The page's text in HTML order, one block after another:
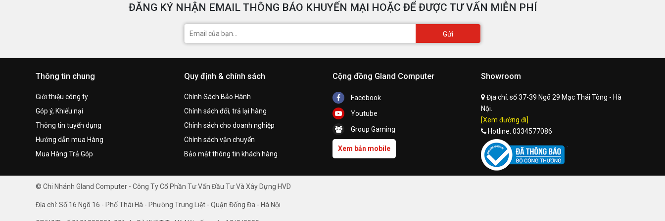
ĐĂNG KÝ NHẬN EMAIL THÔNG BÁO KHUYẾN MẠI HOẶC ĐỂ ĐƯỢC TƯ VẤN MIỄN PHÍ
Gửi
Thông tin chung
Giới thiệu công ty
Góp ý, Khiếu nại
Thông tin tuyển dụng
Hướng dẫn mua Hàng
Mua Hàng Trả Góp
Quy định & chính sách
Chính Sách Bảo Hành
Chính sách đổi, trả lại hàng
Chính sách cho doanh nghiệp
Chính sách vận chuyển
Bảo mật thông tin khách hàng
Cộng đồng Gland Computer
Facebook
Youtube
Group Gaming
Xem bản mobile
Showroom
Địa chỉ: số 37-39 Ngõ 29 Mạc Thái Tông - Hà
Nội.
[Xem đường đi]
Hotline: 0334577086
© Chi Nhánh Gland Computer - Công Ty Cổ Phần Tư Vấn Đầu Tư Và Xây Dựng HVD
Địa chỉ: Số 16 Ngõ 16 - Phố Thái Hà - Phường Trung Liệt - Quận Đống Đa - Hà Nội